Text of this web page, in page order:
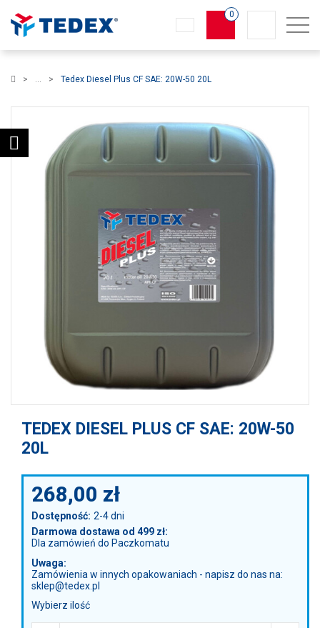
0
Koszyk
info:Twój koszyk jest pusty! ×
Tedex Diesel Plus CF SAE: 20W-50 20L
TEDEX DIESEL PLUS CF SAE: 20W-50
20L
268,00 zł
Dostępność: 2-4 dni
Darmowa dostawa od 499 zł:
Dla zamówień do Paczkomatu
Uwaga:
Zamówienia w innych opakowaniach - napisz do nas na:
sklep@tedex.pl
Wybierz ilość